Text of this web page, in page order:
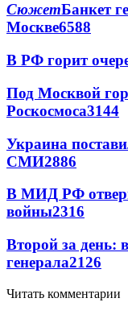
СюжетБанкет
Москве6588
В РФ горит
Под Москвой
Роскосмоса3144
Украина
СМИ2886
В МИД РФ
войны2316
Второй за день:
генерала2126
Читать комментарии